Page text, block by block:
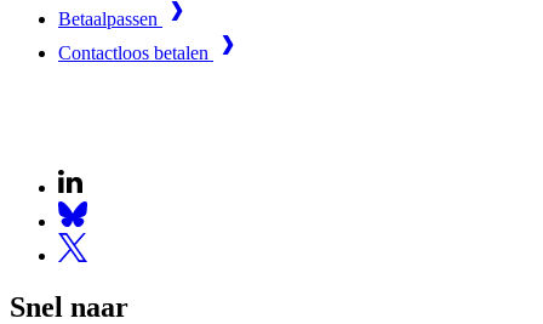
Betaalpassen
Contactloos betalen
Snel naar